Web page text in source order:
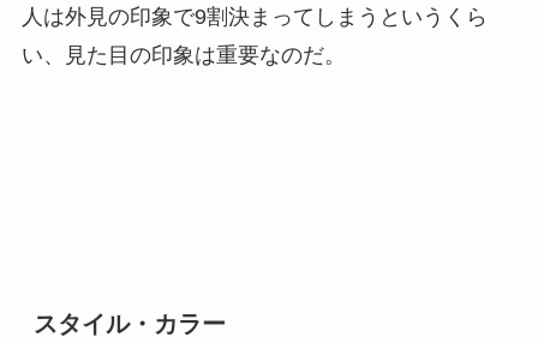
人は外見の印象で9割決まってしまうというくら
い、見た目の印象は重要なのだ。
スタイル・カラー